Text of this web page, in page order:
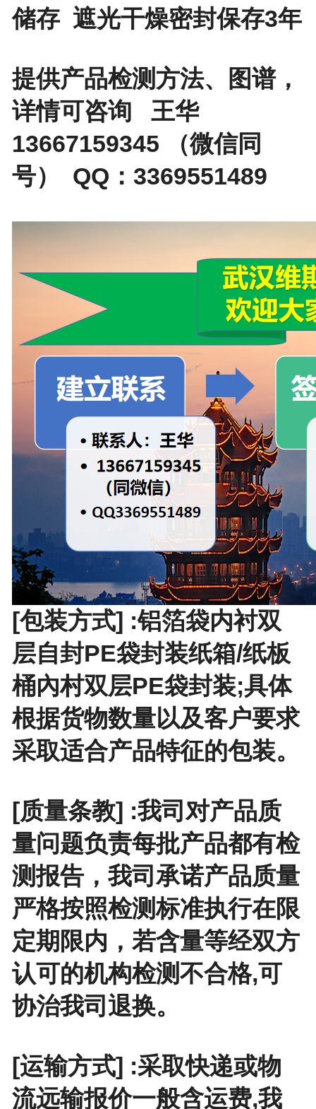
储存 遮光干燥密封保存3年
提供产品检测方法、图谱，
详情可咨询 王华
13667159345 （微信同
号） QQ：3369551489
[包装方式] :铝箔袋内衬双
层自封PE袋封装纸箱/纸板
桶內村双层PE袋封装;具体
根据货物数量以及客户要求
采取适合产品特征的包装。
[质量条教] :我司对产品质
量问题负责每批产品都有检
测报告，我司承诺产品质量
严格按照检测标准执行在限
定期限内，若含量等经双方
认可的机构检测不合格,可
协治我司退换。
[运输方式] :采取快递或物
流远输报价一般含运费,我